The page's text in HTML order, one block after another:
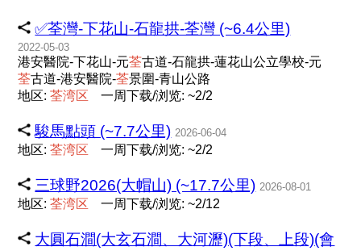
✅荃灣-下花山-石龍拱-荃灣 (~6.4公里)
2022-05-03
港安醫院-下花山-元荃古道-石龍拱-蓮花山公立學校-元
荃古道-港安醫院-荃景圍-青山公路
地区:荃湾区 一周下载/浏览: ~2/2
駿馬點頭 (~7.7公里) 2026-06-04
地区:荃湾区 一周下载/浏览: ~2/2
三球野2026(大帽山) (~17.7公里) 2026-08-01
地区:荃湾区 一周下载/浏览: ~2/12
大圓石澗(大玄石澗、大河瀝)(下段、上段)(會